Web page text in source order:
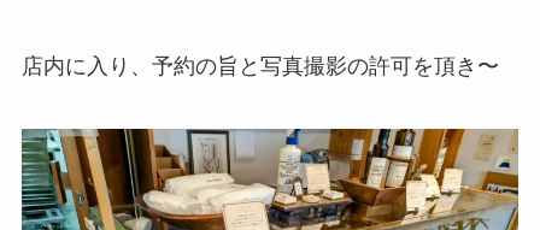
店内に入り、予約の旨と写真撮影の許可を頂き〜